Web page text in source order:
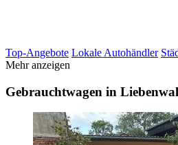
Top-Angebote Lokale Autohändler
Mehr anzeigen
Gebrauchtwagen in